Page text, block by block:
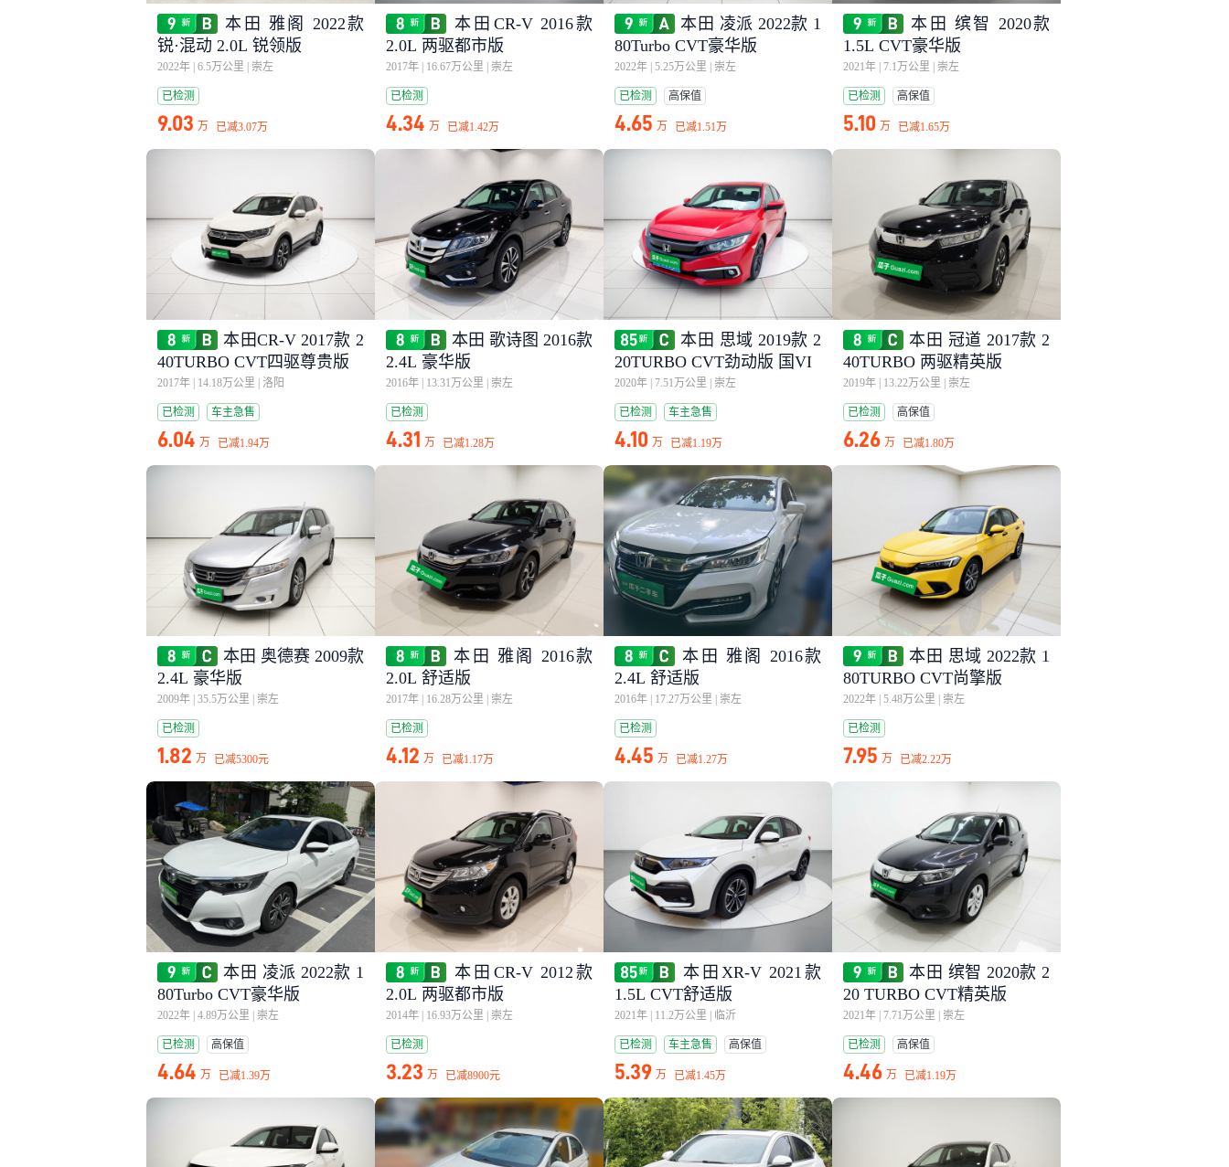
本田 雅阁 2022款
锐·混动 2.0L 锐领版
2022年 6.5万公里 崇左
已检测
9.03 万 已减3.07万
本田CR-V 2016款
2.0L 两驱都市版
2017年 16.67万公里 崇左
已检测
4.34 万 已减1.42万
本田 凌派 2022款 1
80Turbo CVT豪华版
2022年 5.25万公里 崇左
已检测 高保值
4.65 万 已减1.51万
本田 缤智 2020款
1.5L CVT豪华版
2021年 7.1万公里 崇左
已检测 高保值
5.10 万 已减1.65万
本田CR-V 2017款 2
40TURBO CVT四驱尊贵版
2017年 14.18万公里 洛阳
已检测 车主急售
6.04 万 已减1.94万
本田 歌诗图 2016款
2.4L 豪华版
2016年 13.31万公里 崇左
已检测
4.31 万 已减1.28万
本田 思域 2019款 2
20TURBO CVT劲动版 国VI
2020年 7.51万公里 崇左
已检测 车主急售
4.10 万 已减1.19万
本田 冠道 2017款 2
40TURBO 两驱精英版
2019年 13.22万公里 崇左
已检测 高保值
6.26 万 已减1.80万
本田 奥德赛 2009款
2.4L 豪华版
2009年 35.5万公里 崇左
已检测
1.82 万 已减5300元
本田 雅阁 2016款
2.0L 舒适版
2017年 16.28万公里 崇左
已检测
4.12 万 已减1.17万
本田 雅阁 2016款
2.4L 舒适版
2016年 17.27万公里 崇左
已检测
4.45 万 已减1.27万
本田 思域 2022款 1
80TURBO CVT尚擎版
2022年 5.48万公里 崇左
已检测
7.95 万 已减2.22万
本田 凌派 2022款 1
80Turbo CVT豪华版
2022年 4.89万公里 崇左
已检测 高保值
4.64 万 已减1.39万
本田CR-V 2012款
2.0L 两驱都市版
2014年 16.93万公里 崇左
已检测
3.23 万 已减8900元
本田XR-V 2021款
1.5L CVT舒适版
2021年 11.2万公里 临沂
已检测 车主急售 高保值
5.39 万 已减1.45万
本田 缤智 2020款 2
20 TURBO CVT精英版
2021年 7.71万公里 崇左
已检测 高保值
4.46 万 已减1.19万